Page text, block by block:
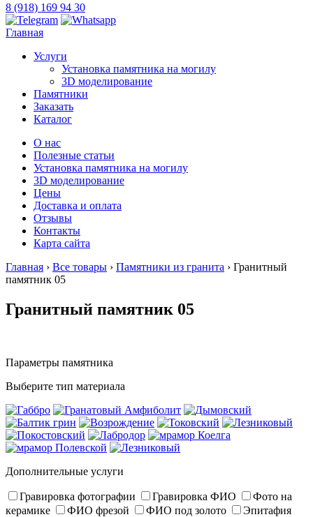
8 (918) 169 94 30
Главная
Услуги
Установка памятника на могилу
3D моделирование
Памятники
Заказать
Каталог
О нас
Полезные статьи
Установка памятника на могилу
3D моделирование
Цены
Доставка и оплата
Отзывы
Контакты
Карта сайта
Главная › Все товары › Памятники из гранита › Гранитный
памятник 05
Гранитный памятник 05
Параметры памятника
Выберите тип материала
Дополнительные услуги
Гравировка фотографии Гравировка ФИО
Фото на
керамике
ФИО фрезой ФИО под золото
Эпитафия